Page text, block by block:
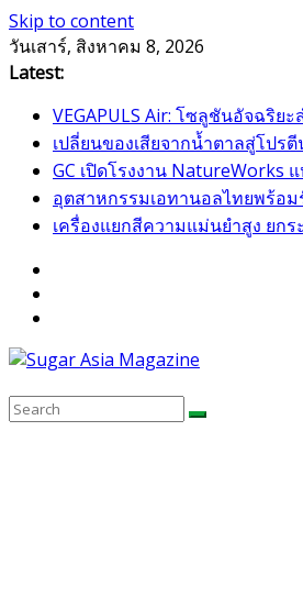
Skip to content
วันเสาร์, สิงหาคม 8, 2026
Latest:
VEGAPULS Air: โซลูชันอัจฉริย
เปลี่ยนของเสียจากน้ำตาลสู่โปร
GC เปิดโรงงาน NatureWorks
อุตสาหกรรมเอทานอลไทยพร้อม
เครื่องแยกสีความแม่นยำสูง ย